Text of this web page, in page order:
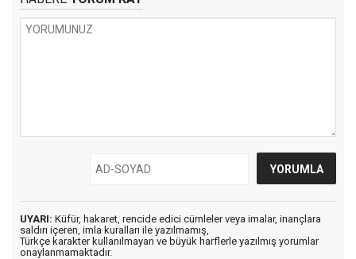
UYARI: Küfür, hakaret, rencide edici cümleler veya imalar, inançlara
saldırı içeren, imla kuralları ile yazılmamış,
Türkçe karakter kullanılmayan ve büyük harflerle yazılmış yorumlar
onaylanmamaktadır.